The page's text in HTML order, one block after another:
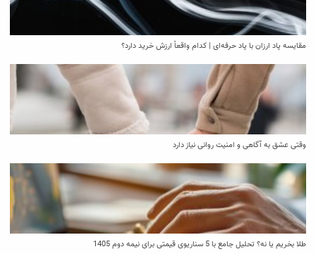
مقایسه پاد ارزان با پاد حرفه‌ای | کدام واقعاً ارزش خرید دارد؟
وقتی عشق به آگاهی و امنیت روانی نیاز دارد
طلا بخریم یا نه؟ تحلیل جامع با 5 سناریوی قیمتی برای نیمه دوم 1405